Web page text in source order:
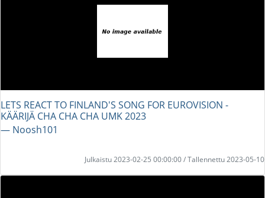
LETS REACT TO FINLAND'S SONG FOR EUROVISION -
KÄÄRIJÄ CHA CHA CHA UMK 2023
― Noosh101
Julkaistu 2023-02-25 00:00:00 / Tallennettu 2023-05-10